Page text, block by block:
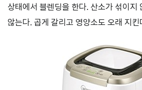
상태에서 블렌딩을 한다. 산소가 섞이지
않는다. 곱게 갈리고 영양소도 오래 지킨